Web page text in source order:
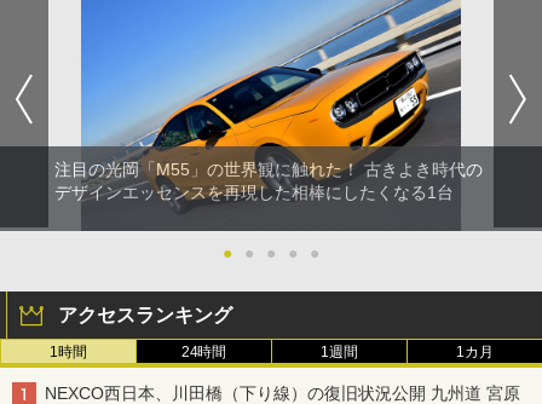
注目の光岡「M55」の世界観に触れた！ 古きよき時代の
デザインエッセンスを再現した相棒にしたくなる1台
● ● ● ● ●
アクセスランキング
1時間 24時間 1週間 1カ月
NEXCO西日本、川田橋（下り線）の復旧状況公開 九州道 宮原